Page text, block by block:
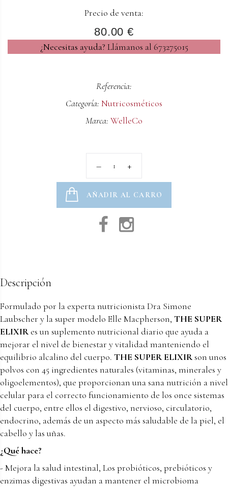
Precio de venta:
80.00 €
¿Necesitas ayuda? Llámanos al 673275015
Referencia:
Categoría: Nutricosméticos
Marca: WelleCo
AÑADIR AL CARRO
Descripción
Formulado por la experta nutricionista Dra Simone
Laubscher y la super modelo Elle Macpherson, THE SUPER
ELIXIRes un suplemento nutricional diario que ayuda a
mejorar el nivel de bienestar y vitalidad manteniendo el
equilibrio alcalino del cuerpo. THE SUPER ELIXIRson unos
polvos con 45 ingredientes naturales (vitaminas, minerales y
oligoelementos), que proporcionan una sana nutrición a nivel
celular para el correcto funcionamiento de los once sistemas
del cuerpo, entre ellos el digestivo, nervioso, circulatorio,
endocrino, además de un aspecto más saludable de la piel, el
cabello y las uñas.
¿Qué hace?
- Mejora la salud intestinal, Los probióticos, prebióticos y
enzimas digestivas ayudan a mantener el microbioma